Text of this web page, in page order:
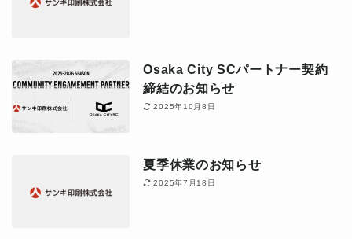
Osaka City SCパートナー契約
締結のお知らせ
2025年10月8日
夏季休業のお知らせ
2025年7月18日